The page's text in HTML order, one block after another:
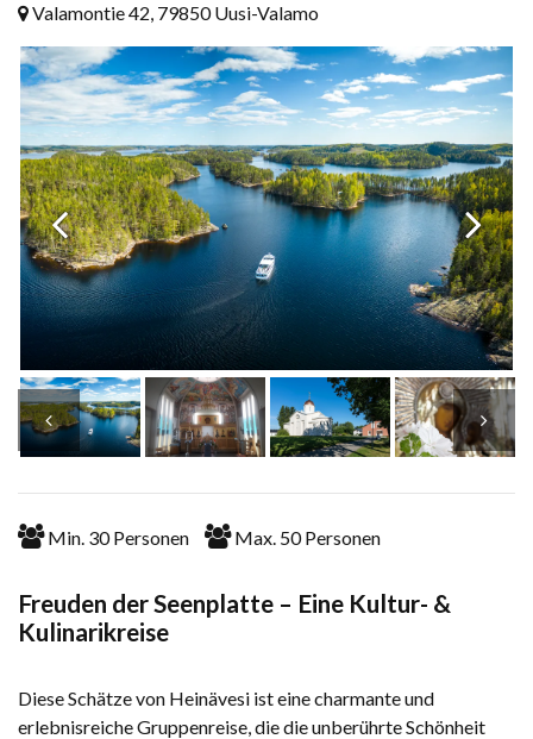
Valamontie 42, 79850 Uusi-Valamo
Min. 30 Personen Max. 50 Personen
Freuden der Seenplatte – Eine Kultur- &
Kulinarikreise
Diese Schätze von Heinävesi ist eine charmante und
erlebnisreiche Gruppenreise, die die unberührte Schönheit